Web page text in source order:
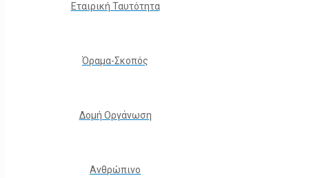
Εταιρική Ταυτότητα
Όραμα-Σκοπός
Δομή Οργάνωση
Ανθρώπινο